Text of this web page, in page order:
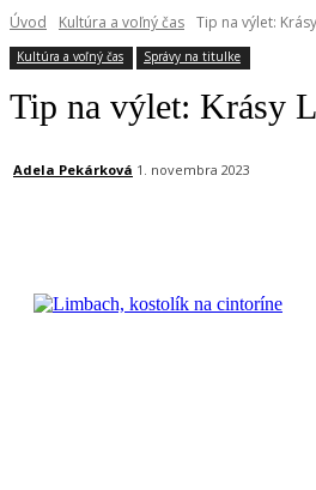
Úvod Kultúra a voľný čas Tip na výlet:
Kultúra a voľný čas Správy na titulke
Tip na výlet: Krásy
Adela Pekárková 1. novembra 2023